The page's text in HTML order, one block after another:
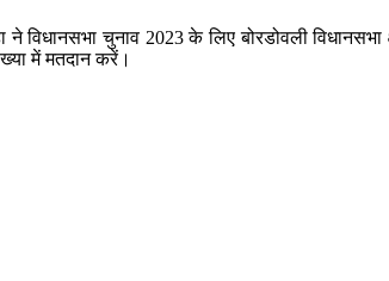
ने विधानसभा चुनाव 2023 के लिए बोरडोवली
में मतदान करें।